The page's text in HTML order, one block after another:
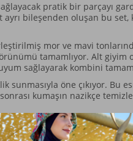
pratik bir parçayı
bileşenden oluşan bu
mor ve mavi
tamamlıyor. Alt
sağlayarak kombini
sunmasıyla öne çıkıyor.
kumaşın nazikçe
içlik ve bone olmak üzere
mavi tonlarında desenli bir